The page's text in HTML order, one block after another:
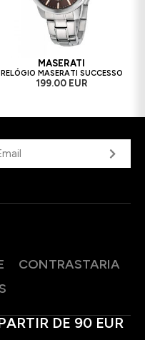
MASERATI
RELÓGIO MASERATI SUCCESSO
199.00 EUR
CONTRASTARIA
DE 90 EUR